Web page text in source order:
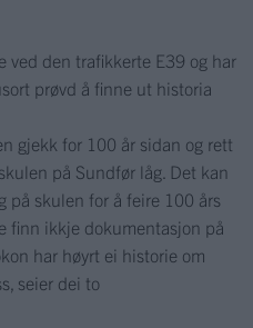
ved den trafikkerte E39 og har
prøvd å finne ut historia
gjekk for 100 år sidan og rett
på Sundfør låg. Det kan
på skulen for å feire 100 års
finn ikkje dokumentasjon på
har høyrt ei historie om
seier dei to